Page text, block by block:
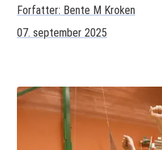
Forfatter: Bente M Kroken
07. september 2025